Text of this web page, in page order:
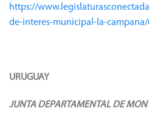
https://
de-interes-municipal-la-campana/
URUGUAY
JUNTA DEPARTAMENTAL DE